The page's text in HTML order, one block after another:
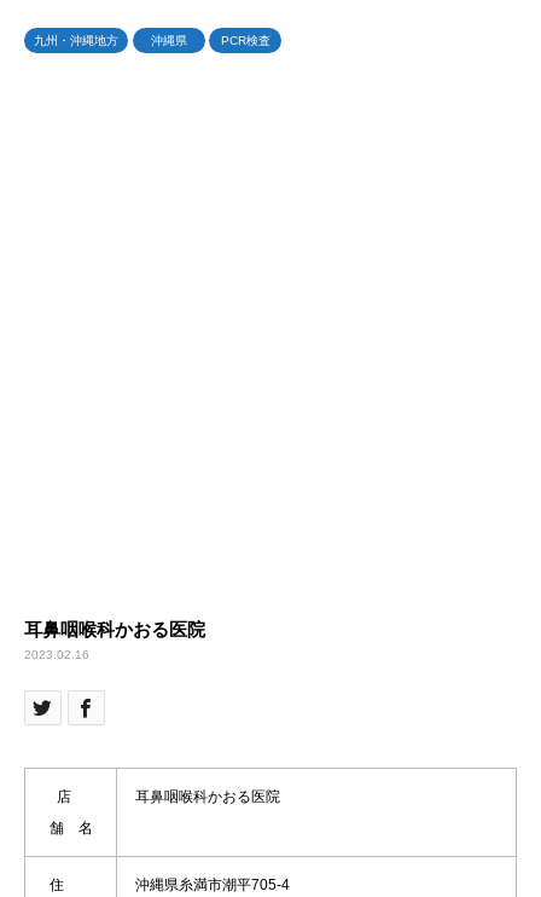
九州・沖縄地方 沖縄県 PCR検査
耳鼻咽喉科かおる医院
2023.02.16
店
舗 名
耳鼻咽喉科かおる医院
住
沖縄県糸満市潮平705-4